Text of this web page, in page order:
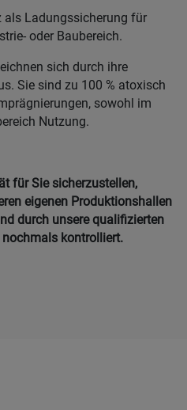
als Ladungssicherung für
oder Baubereich.
sich durch ihre
Sie sind zu 100 % atoxisch
sowohl im
Nutzung.
für Sie sicherzustellen,
eigenen Produktionshallen
durch unsere qualifizierten
kontrolliert.